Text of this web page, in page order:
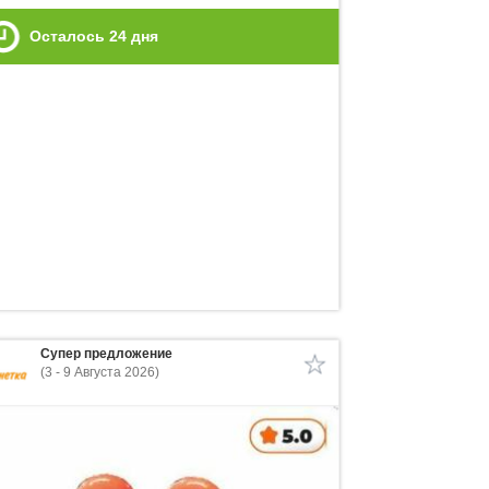
Осталось 24 дня
Супер предложение
(3 - 9 Августа 2026)